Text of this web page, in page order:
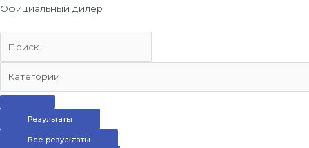
Официальный дилер
Результаты
Все результаты